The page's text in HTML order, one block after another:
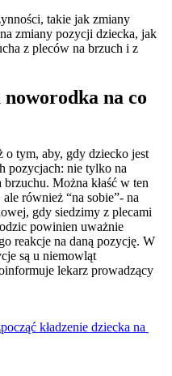
takie jak zmiany
zmiany pozycji dziecka, jak
z pleców na brzuch i z
na co
o tym, aby, gdy dziecko jest
pozycjach: nie tylko na
Można kłaść w ten
również “na sobie”- na
gdy siedzimy z plecami
powinien uważnie
reakcje na daną pozycję. W
są u niemowląt
lekarz prowadzący
kładzenie dziecka na